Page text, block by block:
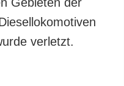
verletzt.